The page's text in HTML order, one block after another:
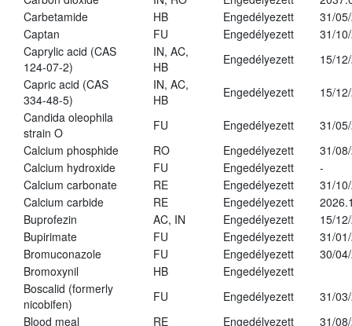
Carbetamide
HB Engedélyezett
31/
Captan
FU Engedélyezett
31/
Caprylic acid (CAS
124-07-2)
IN, AC,
HB
Engedélyezett
15/
Capric acid (CAS
334-48-5)
IN, AC,
HB
Engedélyezett
15/
Candida oleophila
strain O
FU Engedélyezett
31/
Calcium phosphide
RO Engedélyezett
31/
Calcium hydroxide
FU Engedélyezett
-
Calcium carbonate
RE Engedélyezett
31/
Calcium carbide
RE Engedélyezett
Buprofezin
AC, IN Engedélyezett
15/
Bupirimate
FU Engedélyezett
31/
Bromuconazole
FU Engedélyezett
30/
Bromoxynil
HB
Engedélyezett
Boscalid (formerly
nicobifen)
FU Engedélyezett
31/
Blood meal
RE Engedélyezett
31/